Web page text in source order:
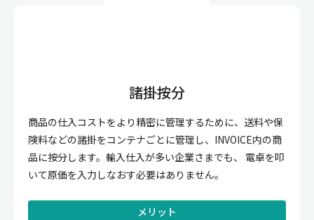
諸掛按分
商品の仕入コストをより精密に管理するために、送料や保
険料などの諸掛をコンテナごとに管理し、INVOICE内の商
品に按分します。輸入仕入が多い企業さまでも、 電卓を叩
いて原価を入力しなおす必要はありません。
メリット